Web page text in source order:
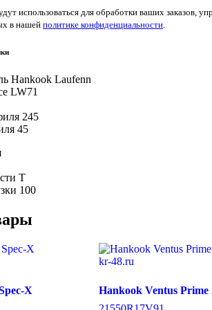
использоваться для обработки ваших заказов,
в нашей политике конфиденциальности.
Hankook Laufenn
LW71
245
45
T
100
X
Hankook Ventus Prime